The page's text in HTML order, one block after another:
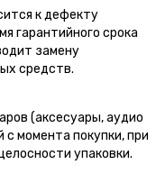
к дефекту
гарантийного срока
замену
средств.
(аксесуары, аудио
момента покупки, при
упаковки.